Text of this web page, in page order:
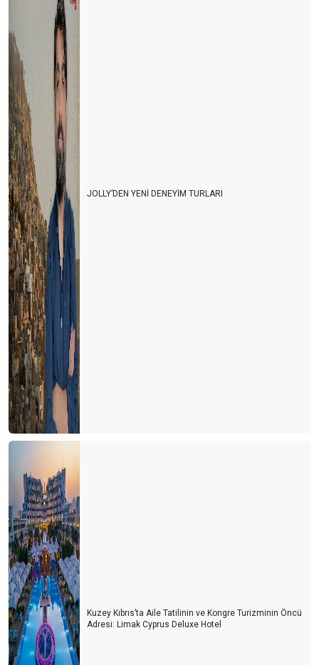
JOLLY’DEN YENİ DENEYİM TURLARI
Kuzey Kıbrıs’ta Aile Tatilinin ve Kongre Turizminin Öncü
Adresi: Limak Cyprus Deluxe Hotel